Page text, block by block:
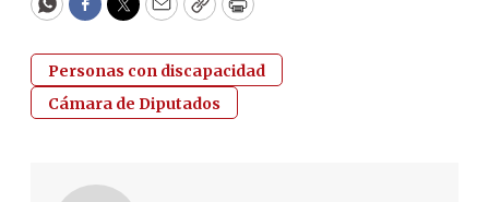
WhatsApp
Facebook
Twitter
EmailCopyPrint
Personas con discapacidad
Cámara de Diputados